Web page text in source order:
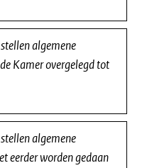
algemene
Kamer overgelegd tot
algemene
eerder worden gedaan